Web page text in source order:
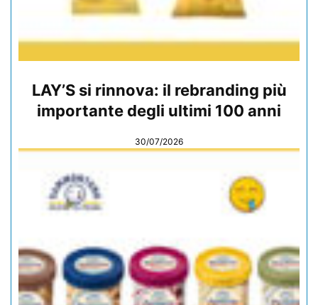
LAY’S si rinnova: il rebranding più
importante degli ultimi 100 anni
30/07/2026